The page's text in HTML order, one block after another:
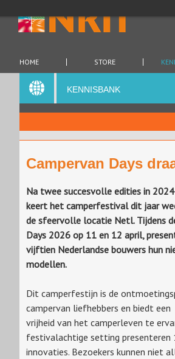
HOME STORE
KENNISBANK
Campervan Days
Na twee succesvolle edities in
keert het camperfestival dit jaar
de sfeervolle locatie Netl. Tijdens
Days 2026 op 11 en 12 april,
vijftien Nederlandse bouwers hun
modellen.
Dit camperfestijn is de
campervan liefhebbers en biedt een
vrijheid van het camperleven te
festivalachtige setting presenteren
innovaties. Bezoekers kunnen niet